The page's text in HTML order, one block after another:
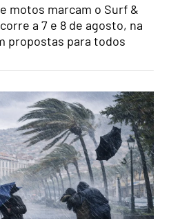
motos marcam o Surf &
a 7 e 8 de agosto, na
propostas para todos